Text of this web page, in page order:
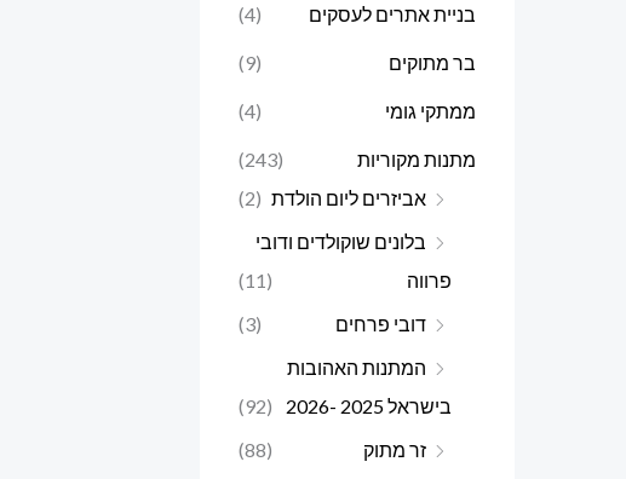
בניית אתרים לעסקים (4)
בר מתוקים (9)
ממתקי גומי (4)
מתנות מקוריות
(243)
אביזרים ליום הולדת (2)
בלונים שוקולדים ודובי
פרווה
(11)
דובי פרחים
(3)
המתנות האהובות
בישראל 2025 -2026
(92)
זר מתוק
(88)